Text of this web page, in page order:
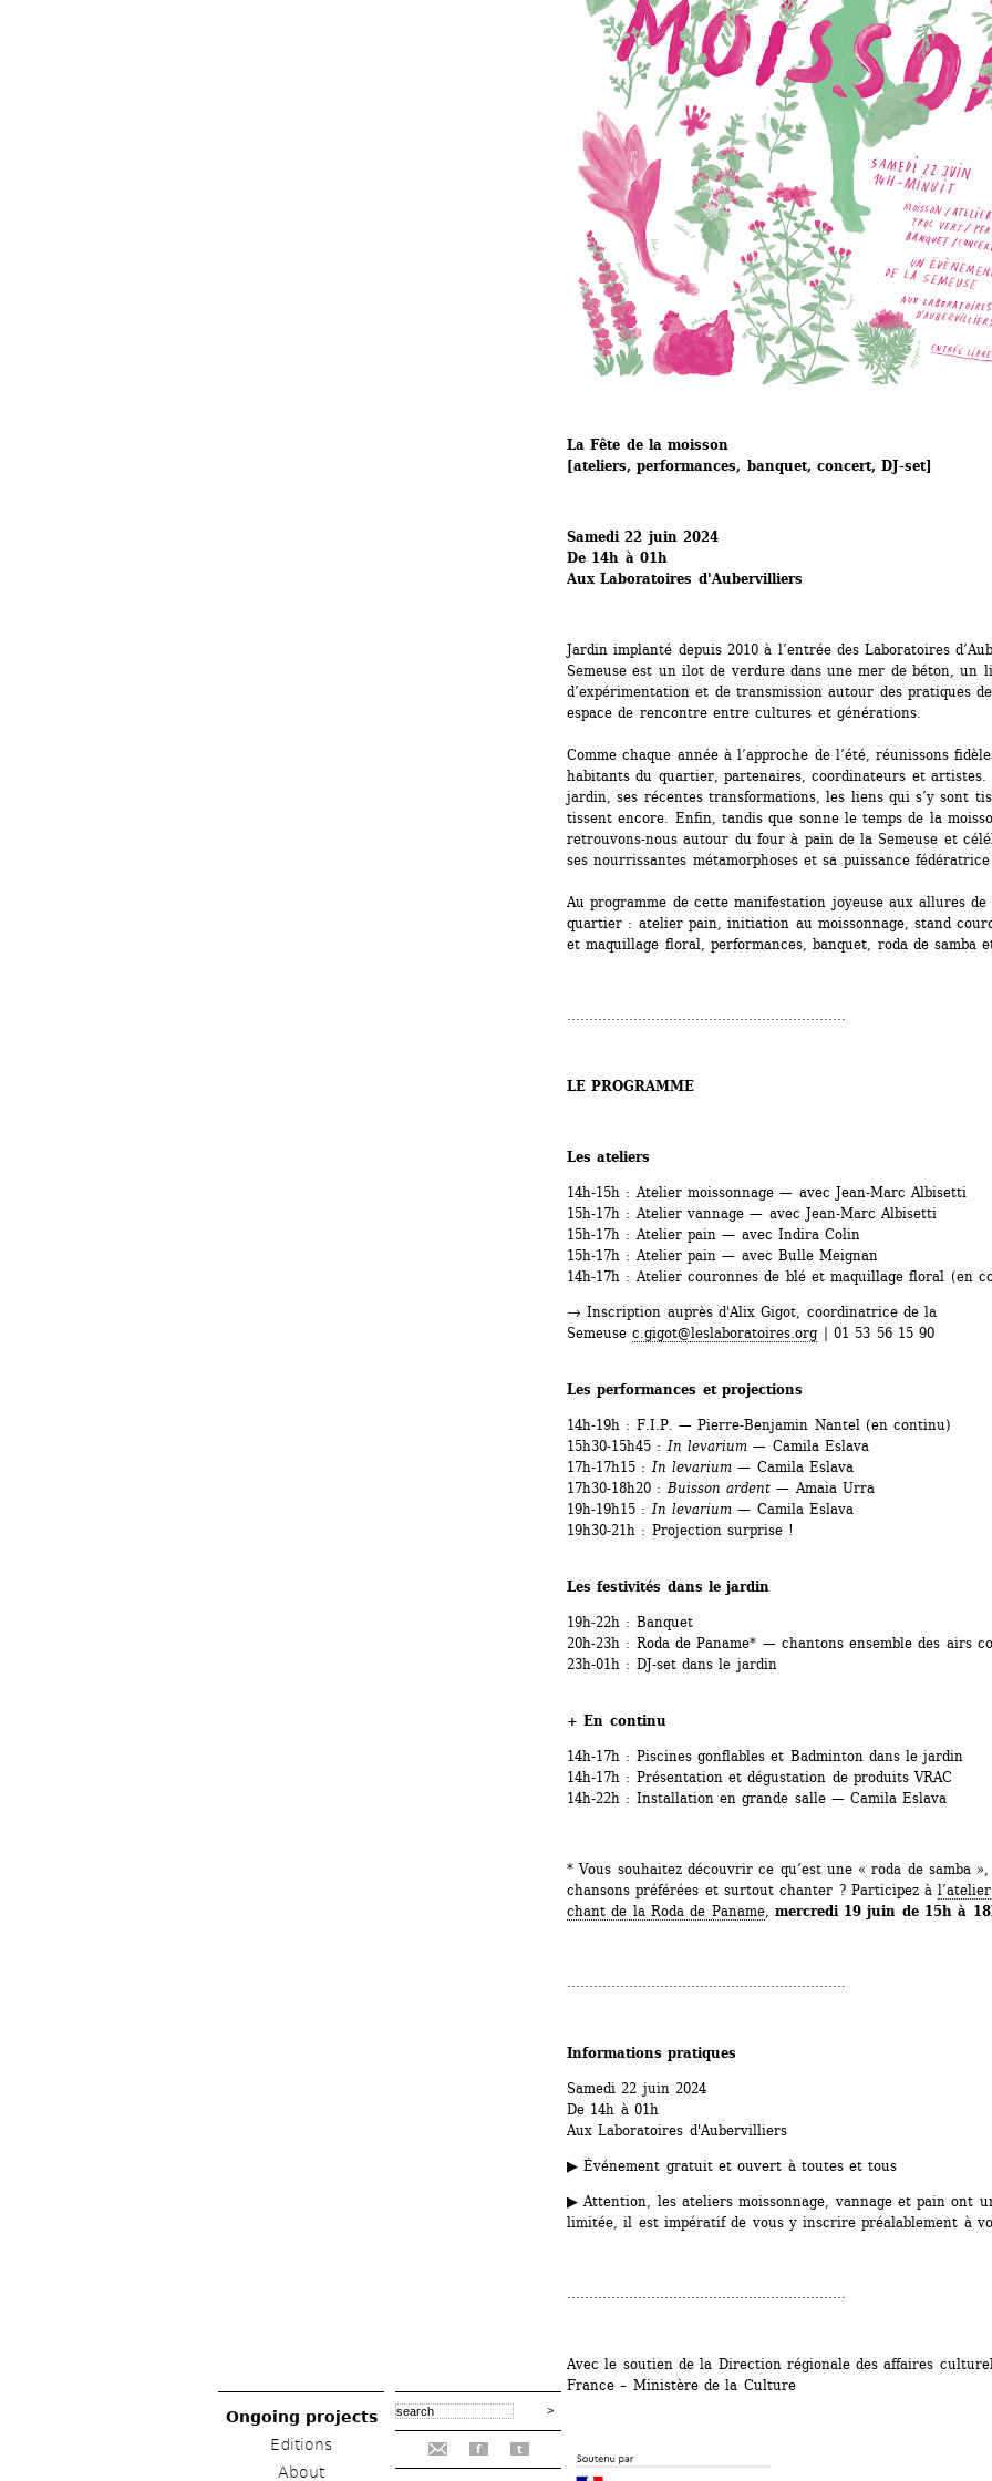
Ongoing projects
Editions
About
f t
La Fête de la moisson
[ateliers, performances, banquet, concert, DJ-set]
Samedi 22 juin 2024
De 14h à 01h
Aux Laboratoires d'Aubervilliers
Jardin implanté depuis 2010 à l’entrée des Laboratoires
Semeuse est un ilot de verdure dans une mer de béton, un
d’expérimentation et de transmission autour des pratiques
espace de rencontre entre cultures et générations.
Comme chaque année à l’approche de l’été, réunissons
habitants du quartier, partenaires, coordinateurs et artistes.
jardin, ses récentes transformations, les liens qui s’y sont
tissent encore. Enfin, tandis que sonne le temps de la
retrouvons-nous autour du four à pain de la Semeuse et
ses nourrissantes métamorphoses et sa puissance
Au programme de cette manifestation joyeuse aux allures de
quartier : atelier pain, initiation au moissonnage, stand
et maquillage floral, performances, banquet, roda de samba
LE PROGRAMME
Les ateliers
14h-15h : Atelier moissonnage — avec Jean-Marc Albisetti
15h-17h : Atelier vannage — avec Jean-Marc Albisetti
15h-17h : Atelier pain — avec Indira Colin
15h-17h : Atelier pain — avec Bulle Meignan
14h-17h : Atelier couronnes de blé et maquillage floral (en
→ Inscription auprès d'Alix Gigot, coordinatrice de la
Semeuse c.gigot@leslaboratoires.org| 01 53 56 15 90
Les performances et projections
14h-19h : F.I.P. — Pierre-Benjamin Nantel (en continu)
15h30-15h45 : In levarium — Camila Eslava
17h-17h15 : In levarium — Camila Eslava
17h30-18h20 : Buisson ardent— Amaia Urra
19h-19h15 : In levarium — Camila Eslava
19h30-21h : Projection surprise !
Les festivités dans le jardin
19h-22h : Banquet
20h-23h : Roda de Paname* — chantons ensemble des airs
23h-01h : DJ-set dans le jardin
+ En continu
14h-17h : Piscines gonflables et Badminton dans le jardin
14h-17h : Présentation et dégustation de produits VRAC
14h-22h : Installation en grande salle — Camila Eslava
* Vous souhaitez découvrir ce qu’est une « roda de samba
chansons préférées et surtout chanter ? Participez à
chant de la Roda de Paname, mercredi 19 juin de 15h à
Informations pratiques
Samedi 22 juin 2024
De 14h à 01h
Aux Laboratoires d'Aubervilliers
▶ Événement gratuit et ouvert à toutes et tous
▶ Attention, les ateliers moissonnage, vannage et pain ont
limitée, il est impératif de vous y inscrire préalablement à
Avec le soutien de la Direction régionale des affaires
France – Ministère de la Culture